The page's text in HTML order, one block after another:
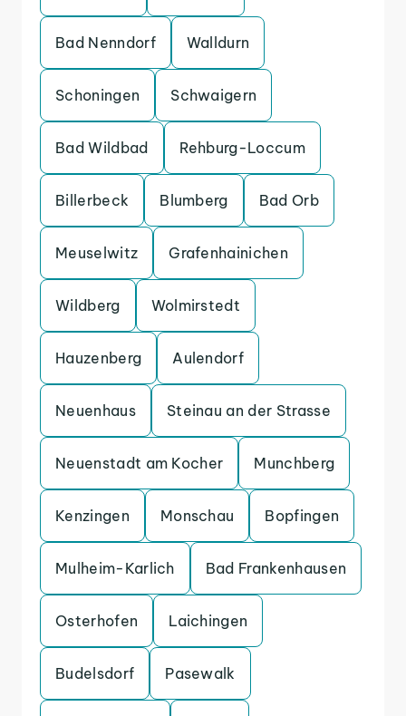
Bad Nenndorf Walldurn
Schoningen Schwaigern
Bad Wildbad Rehburg-Loccum
Billerbeck Blumberg Bad Orb
Meuselwitz Grafenhainichen
Wildberg Wolmirstedt
Hauzenberg Aulendorf
Neuenhaus Steinau an der Strasse
Neuenstadt am Kocher Munchberg
Kenzingen Monschau Bopfingen
Mulheim-Karlich Bad Frankenhausen
Osterhofen Laichingen
Budelsdorf Pasewalk